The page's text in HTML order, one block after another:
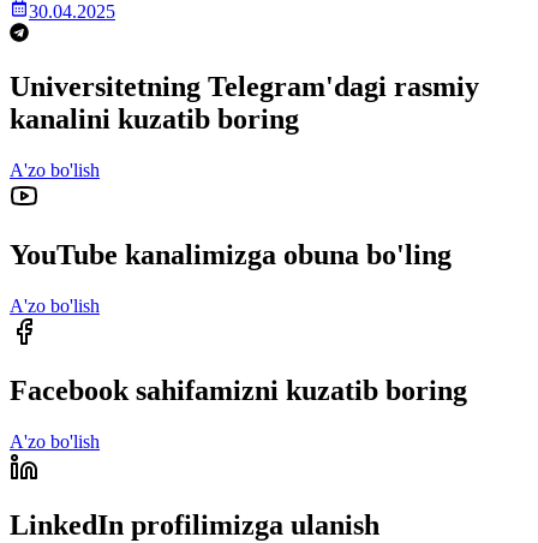
30.04.2025
Universitetning Telegram'dagi rasmiy
kanalini kuzatib boring
A'zo bo'lish
YouTube kanalimizga obuna bo'ling
A'zo bo'lish
Facebook sahifamizni kuzatib boring
A'zo bo'lish
LinkedIn profilimizga ulanish